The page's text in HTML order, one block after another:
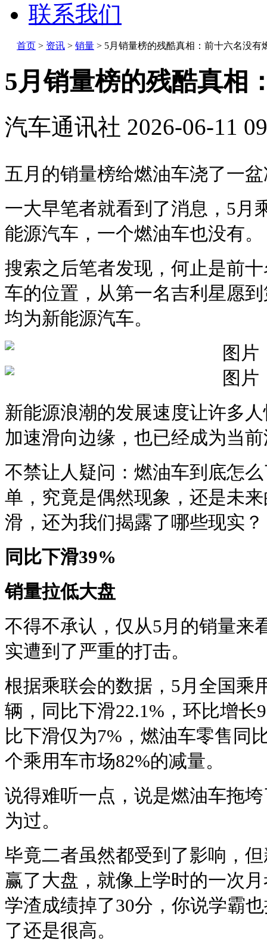
联系我们
首页 > 资讯 > 销量 > 5月销量榜的残酷真相：前十六名没有
5月销量榜的残酷真相
汽车通讯社 2026-06-11
五月的销量榜给燃油车浇了一
一大早笔者就看到了消息，5月
能源汽车，一个燃油车也没有。
搜索之后笔者发现，何止是前
车的位置，从第一名吉利星愿
均为新能源汽车。
新能源浪潮的发展速度让许多
加速滑向边缘，也已经成为当
不禁让人疑问：燃油车到底怎
单，究竟是偶然现象，还是未
滑，还为我们揭露了哪些现实？
同比下滑39%
销量拉低大盘
不得不承认，仅从5月的销量来
实遭到了严重的打击。
根据乘联会的数据，5月全国乘
辆，同比下滑22.1%，环比增长
比下滑仅为7%，燃油车零售同
个乘用车市场82%的减量。
说得难听一点，说是燃油车拖
为过。
毕竟二者虽然都受到了影响，
赢了大盘，就像上学时的一次
学渣成绩掉了30分，你说学霸
了还是很高。